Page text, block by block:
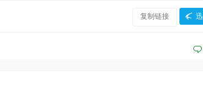
复制链接